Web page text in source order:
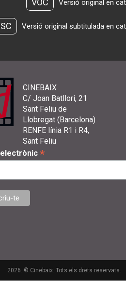
VOC Versió original en
Versió original subtitulada en
CINEBAIX
C/ Joan Batllori, 21
Sant Feliu de
Llobregat (Barcelona)
RENFE línia R1 i R4,
Sant Feliu
*
2026. © Cinebaix. Tots els drets reservats.